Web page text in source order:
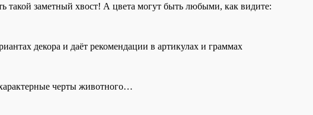
такой заметный хвост! А цвета могут быть любыми, как видите:
декора и даёт рекомендации в артикулах и граммах
черты животного…